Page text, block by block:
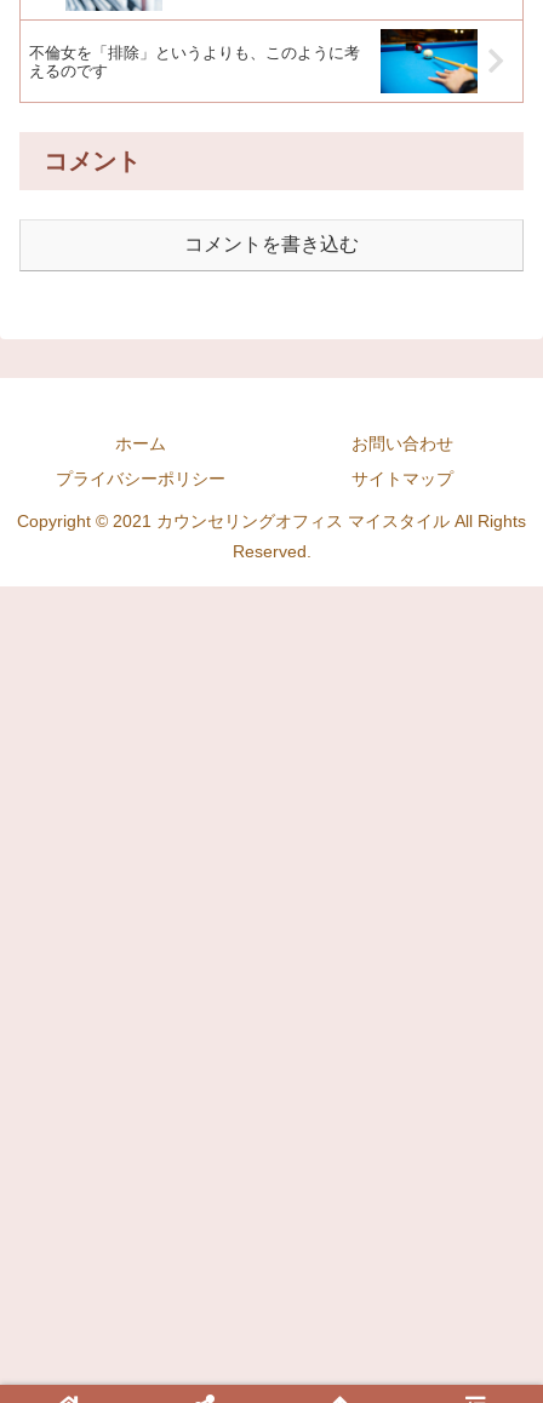
不倫女を「排除」というよりも、このように考
えるのです
コメント
コメントを書き込む
ホーム
お問い合わせ
プライバシーポリシー
サイトマップ
Copyright © 2021 カウンセリングオフィス マイスタイル All Rights
Reserved.